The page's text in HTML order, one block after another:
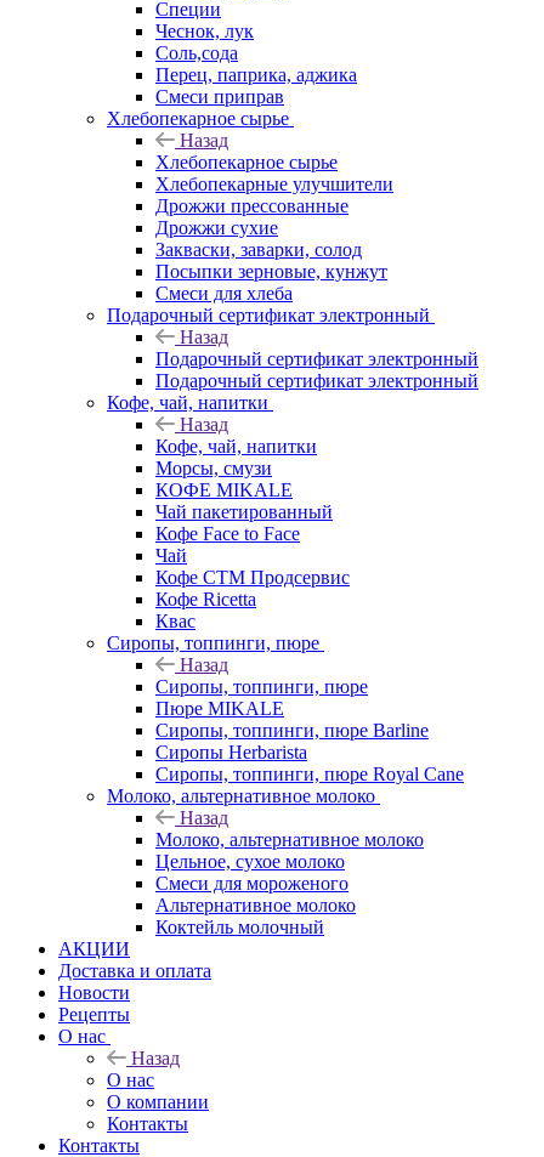
Специи
Чеснок, лук
Соль,сода
Перец, паприка, аджика
Смеси приправ
Хлебопекарное сырье
Назад
Хлебопекарное сырье
Хлебопекарные улучшители
Дрожжи прессованные
Дрожжи сухие
Закваски, заварки, солод
Посыпки зерновые, кунжут
Смеси для хлеба
Подарочный сертификат электронный
Назад
Подарочный сертификат электронный
Подарочный сертификат электронный
Кофе, чай, напитки
Назад
Кофе, чай, напитки
Морсы, смузи
КОФЕ MIKALE
Чай пакетированный
Кофе Face to Face
Чай
Кофе СТМ Продсервис
Кофе Ricetta
Квас
Сиропы, топпинги, пюре
Назад
Сиропы, топпинги, пюре
Пюре MIKALE
Сиропы, топпинги, пюре Barline
Сиропы Herbarista
Сиропы, топпинги, пюре Royal Cane
Молоко, альтернативное молоко
Назад
Молоко, альтернативное молоко
Цельное, сухое молоко
Смеси для мороженого
Альтернативное молоко
Коктейль молочный
АКЦИИ
Доставка и оплата
Новости
Рецепты
О нас
Назад
О нас
О компании
Контакты
Контакты